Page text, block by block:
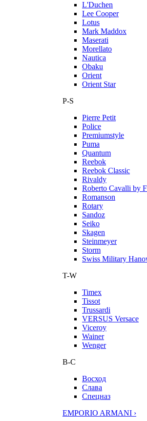
L'Duchen
Lee Cooper
Lotus
Mark Maddox
Maserati
Morellato
Nautica
Obaku
Orient
Orient Star
P-S
Pierre Petit
Police
Premiumstyle
Puma
Quantum
Reebok
Reebok Classic
Rivaldy
Roberto Cavalli by
Romanson
Rotary
Sandoz
Seiko
Skagen
Steinmeyer
Storm
Swiss Military
T-W
Timex
Tissot
Trussardi
VERSUS Versace
Viceroy
Wainer
Wenger
В-С
Восход
Слава
Спецназ
EMPORIO ARMANI ›